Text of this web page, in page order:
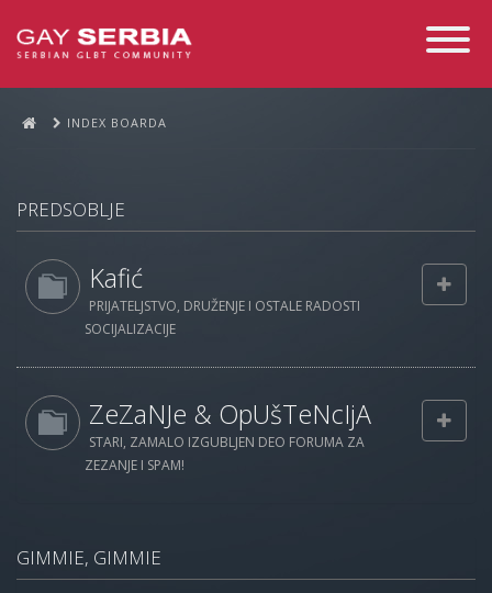
Toggle
INDEX BOARDA
PREDSOBLJE
Kafić
PRIJATELJSTVO, DRUŽENJE I OSTALE RADOSTI
SOCIJALIZACIJE
ZeZaNJe & OpUšTeNcIjA
STARI, ZAMALO IZGUBLJEN DEO FORUMA ZA
ZEZANJE I SPAM!
GIMMIE, GIMMIE